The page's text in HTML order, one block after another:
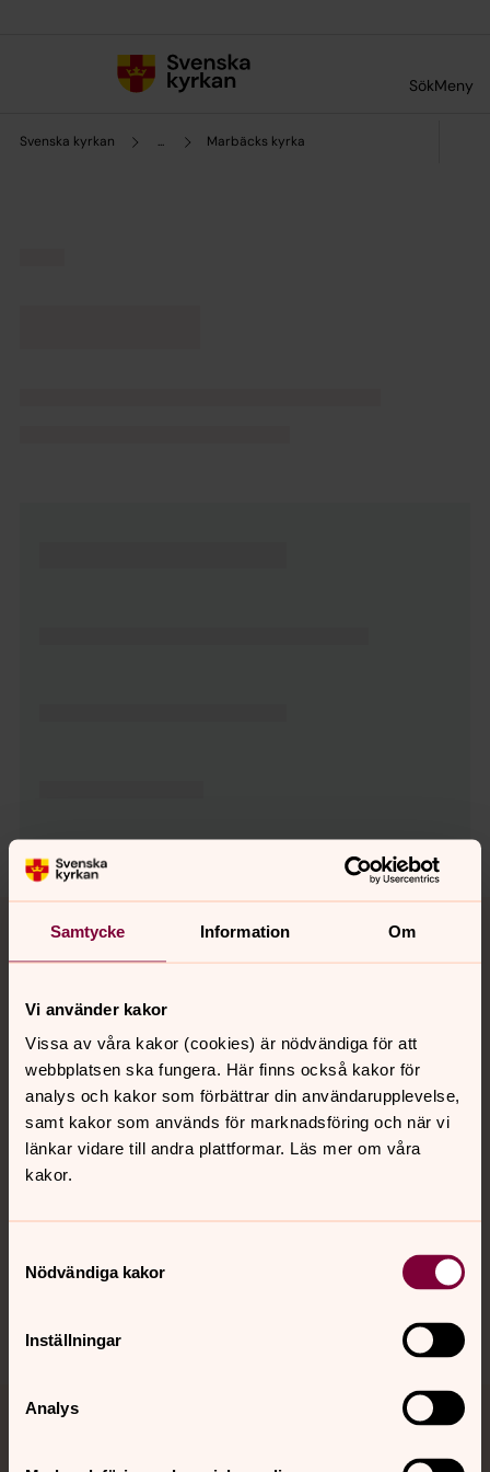
Samtycke Information Om
Vi använder kakor
Vissa av våra kakor (cookies) är nödvändiga för att
webbplatsen ska fungera. Här finns också kakor för
analys och kakor som förbättrar din användarupplevelse,
samt kakor som används för marknadsföring och när vi
länkar vidare till andra plattformar. Läs mer om våra
kakor.
Nödvändiga kakor
Inställningar
Analys
SökMeny
Svenska kyrkan ... Marbäcks kyrka
Tillbaka till toppen
Tillbaka till innehållet
Kontakt
Kalender
Hitta snabbt
Sociala kanaler